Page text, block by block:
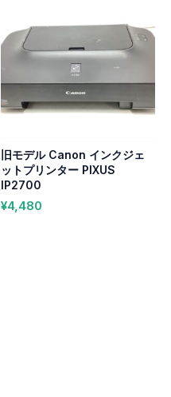
旧モデル Canon インクジェ
ットプリンター PIXUS
IP2700
¥4,480